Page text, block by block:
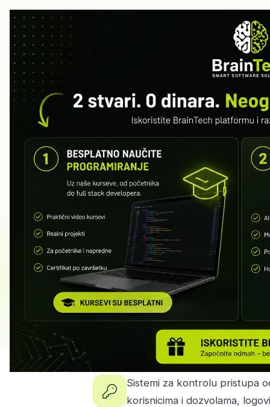
Sistemi za
kontrolu
Razvoj sistema za kontrolu pristupa:
posetilaca, integracija sa hardverom i
Sistemi za kontrolu pristupa
korisnicima i dozvolama,